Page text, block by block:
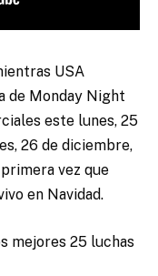
USA
de Monday Night
este lunes, 25
26 de diciembre,
vez que
en Navidad.
mejores 25 luchas